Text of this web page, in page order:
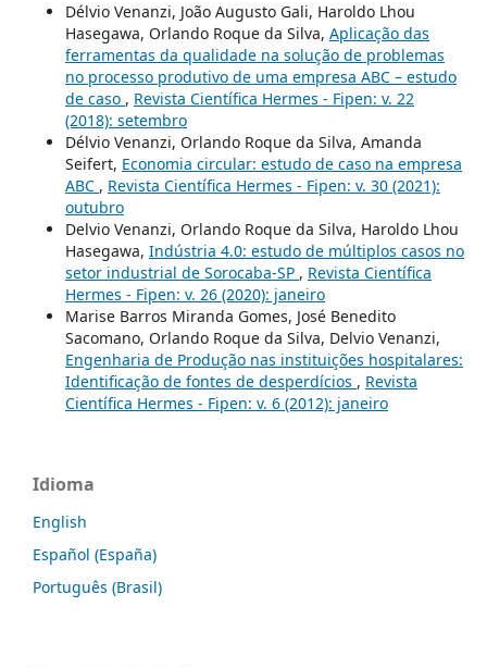
Délvio Venanzi, João Augusto Gali, Haroldo Lhou
Hasegawa, Orlando Roque da Silva, Aplicação das
ferramentas da qualidade na solução de problemas
no processo produtivo de uma empresa ABC – estudo
de caso , Revista Científica Hermes - Fipen: v. 22
(2018): setembro
Délvio Venanzi, Orlando Roque da Silva, Amanda
Seifert, Economia circular: estudo de caso na empresa
ABC , Revista Científica Hermes - Fipen: v. 30 (2021):
outubro
Delvio Venanzi, Orlando Roque da Silva, Haroldo Lhou
Hasegawa, Indústria 4.0: estudo de múltiplos casos no
setor industrial de Sorocaba-SP , Revista Científica
Hermes - Fipen: v. 26 (2020): janeiro
Marise Barros Miranda Gomes, José Benedito
Sacomano, Orlando Roque da Silva, Delvio Venanzi,
Engenharia de Produção nas instituições hospitalares:
Identificação de fontes de desperdícios , Revista
Científica Hermes - Fipen: v. 6 (2012): janeiro
Idioma
English
Español (España)
Português (Brasil)